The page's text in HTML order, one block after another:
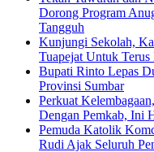
Dorong Program
Tangguh
Kunjungi Sekolah,
Tuapejat Untuk Terus
Bupati Rinto Lepas
Provinsi Sumbar
Perkuat
Dengan Pemkab, Ini
Pemuda Katolik
Rudi Ajak Seluruh